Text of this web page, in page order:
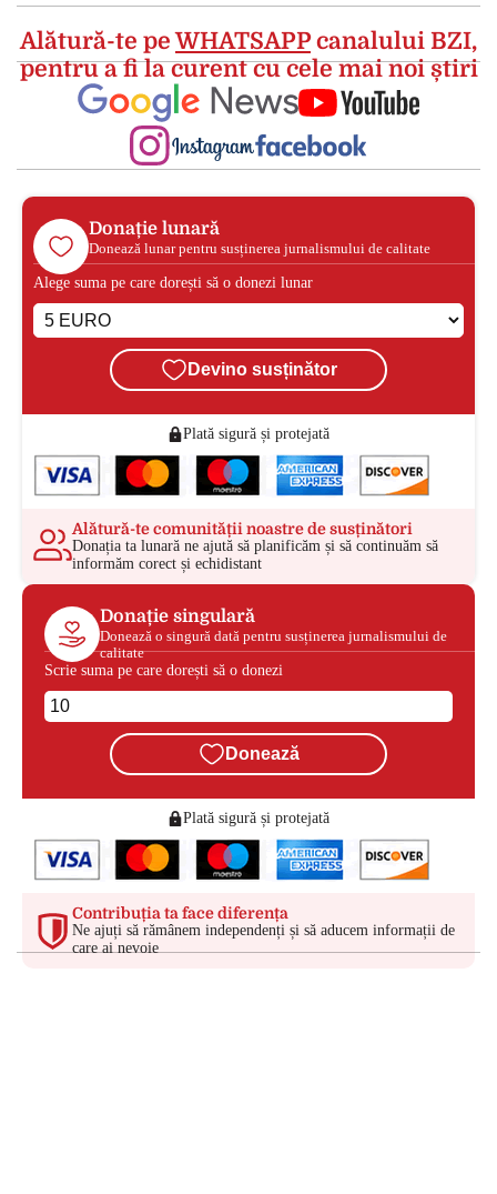
Alătură-te peWHATSAPPcanalului BZI,
pentru a fi la curent cu cele mai noi știri
Donație lunară
Donează lunar pentru susținerea jurnalismului de calitate
Alege suma pe care dorești să o donezi lunar
Devino susținător
Plată sigură și protejată
Alătură-te comunității noastre de susținători
Donația ta lunară ne ajută să planificăm și să continuăm să
informăm corect și echidistant
Donație singulară
Donează o singură dată pentru susținerea jurnalismului de
calitate
Scrie suma pe care dorești să o donezi
Donează
Plată sigură și protejată
Contribuția ta face diferența
Ne ajuți să rămânem independenți și să aducem informații de
care ai nevoie